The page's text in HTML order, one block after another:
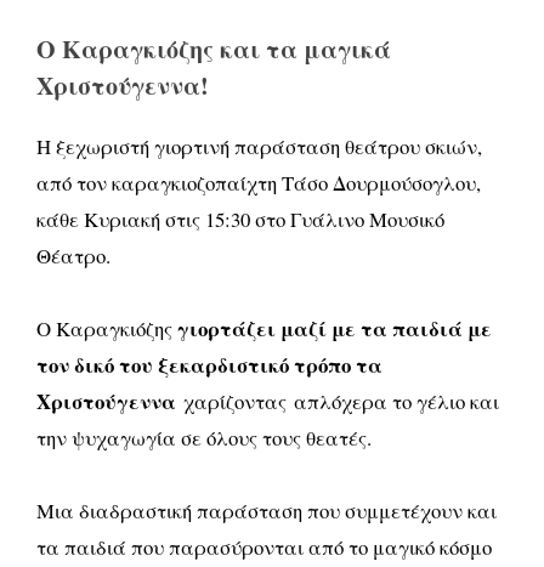
Ο Καραγκιόζης και τα μαγικά
Χριστούγεννα!
Η ξεχωριστή γιορτινή παράσταση θεάτρου σκιών,
από τον καραγκιοζοπαίχτη Τάσο Δουρμούσογλου,
κάθε Κυριακή στις 15:30 στο Γυάλινο Μουσικό
Θέατρο.
Ο Καραγκιόζηςγιορτάζει μαζί με τα παιδιά με
τον δικό του ξεκαρδιστικό τρόπο τα
Χριστούγεννα χαρίζοντας απλόχερα το γέλιο και
την ψυχαγωγία σε όλους τους θεατές.
Μια διαδραστική παράσταση που συμμετέχουν και
τα παιδιά που παρασύρονται από το μαγικό κόσμο